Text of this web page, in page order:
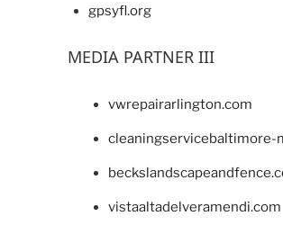
gpsyfl.org
MEDIA PARTNER III
vwrepairarlington.com
cleaningservicebaltimore-
vistaaltadelveramendi.com